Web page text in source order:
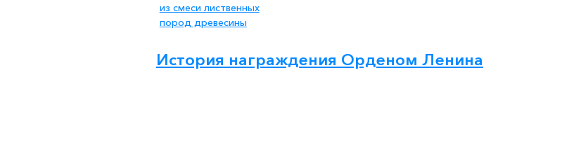
из смеси лиственных
пород древесины
История награждения Орденом Ленина